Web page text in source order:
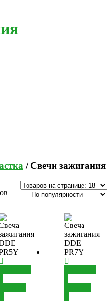
/ Свечи зажигания